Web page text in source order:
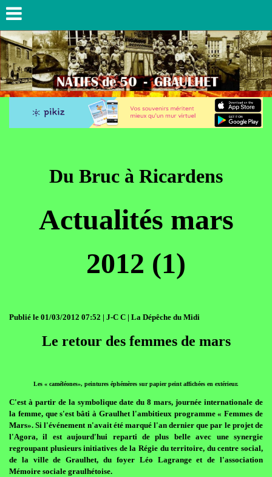
Du Bruc à Ricardens
Actualités mars
2012 (1)
Publié le 01/03/2012 07:52 | J-C C | La Dépêche du Midi
Le retour des femmes de mars
Les « caméléones», peintures éphémères sur papier peint affichées en extérieur.
C'est à partir de la symbolique date du 8 mars, journée internationale de
la femme, que s'est bâti à Graulhet l'ambitieux programme « Femmes de
Mars». Si l'événement n'avait été marqué l'an dernier que par le projet de
l'Agora, il est aujourd'hui reparti de plus belle avec une synergie
regroupant plusieurs initiatives de la Régie du territoire, du centre social,
de la ville de Graulhet, du foyer Léo Lagrange et de l'association
Mémoire sociale graulhétoise.